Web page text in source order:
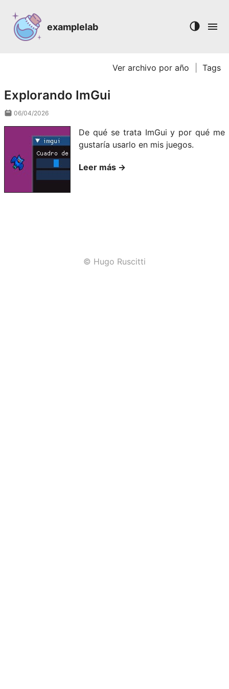
examplelab
Ver archivo por año Tags
Explorando ImGui
06/04/2026
De qué se trata ImGui y por qué me
gustaría usarlo en mis juegos.
Leer más →
© Hugo Ruscitti